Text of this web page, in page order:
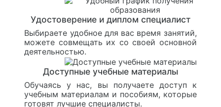
Удостоверение и диплом специалист
Выбираете удобное для вас время занятий,
можете совмещать их со своей основной
деятельностью.
Доступные учебные материалы
Обучаясь у нас, вы получаете доступ к
учебным материалам и пособиям, которые
готовят лучшие специалисты.